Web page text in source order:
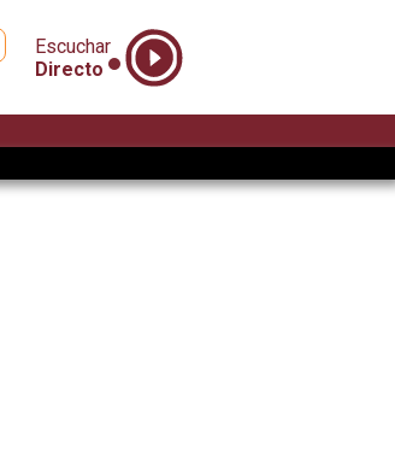
Escuchar
Directo